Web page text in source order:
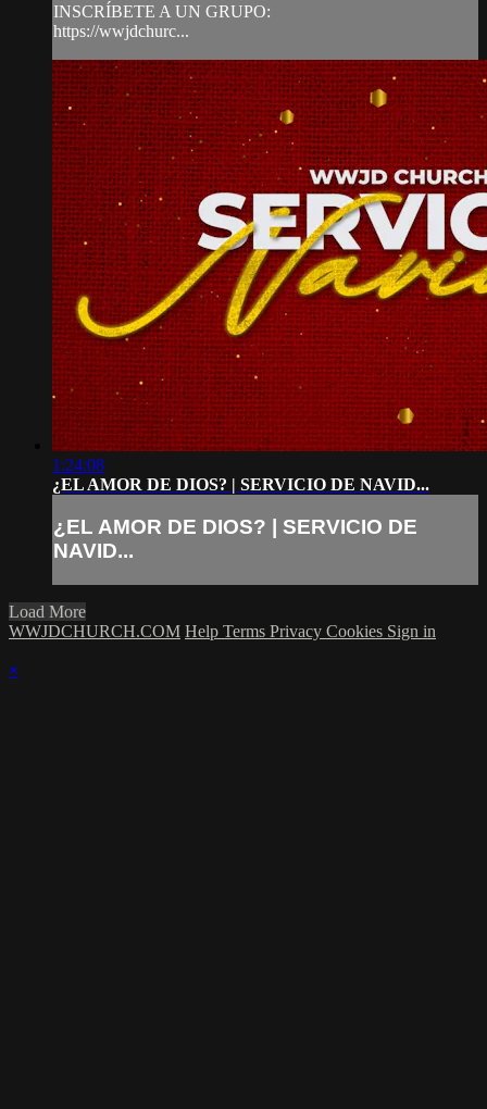
INSCRÍBETE A UN GRUPO:
https://wwjdchurc...
1:24:08
¿EL AMOR DE DIOS? | SERVICIO DE NAVID...
¿EL AMOR DE DIOS? | SERVICIO DE
NAVID...
Load More
WWJDCHURCH.COM Help Terms Privacy Cookies Sign in
×